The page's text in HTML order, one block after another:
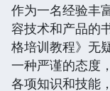
作为一名经验丰
容技术和产品的
格培训教程》无
一种严谨的态度
各项知识和技能